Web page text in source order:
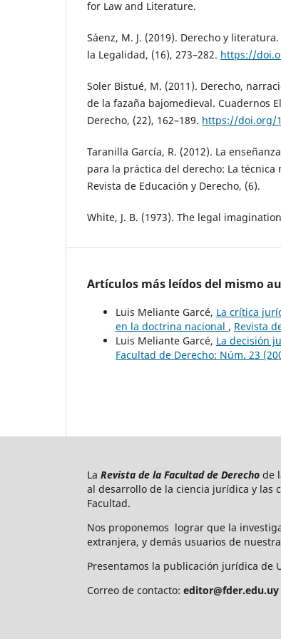
for Law and Literature.
Sáenz, M. J. (2019). Derecho y
la Legalidad, (16), 273–282. https://
Soler Bistué, M. (2011). Derecho,
de la fazaña bajomedieval. Cuadernos
Derecho, (22), 162–189. https://doi.org/
Taranilla García, R. (2012). La
para la práctica del derecho: La
Revista de Educación y Derecho, (6).
White, J. B. (1973). The legal
Artículos más leídos del mismo
Luis Meliante Garcé, La crítica
en la doctrina nacional , Revista
Luis Meliante Garcé, La decisión
Facultad de Derecho: Núm. 23
La Revista de la Facultad de Derecho de
al desarrollo de la ciencia jurídica y las
Facultad.
Nos proponemos lograr que la
extranjera, y demás usuarios de
Presentamos la publicación jurídica de
Correo de contacto: editor@fder.edu.uy